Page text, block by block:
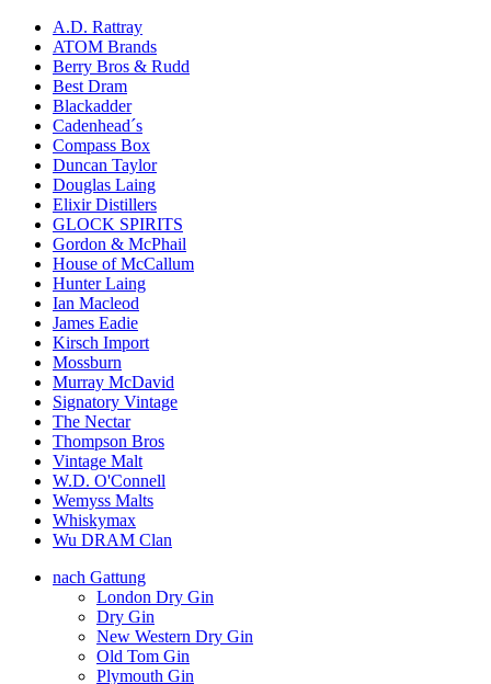
A.D. Rattray
ATOM Brands
Berry Bros & Rudd
Best Dram
Blackadder
Cadenhead´s
Compass Box
Duncan Taylor
Douglas Laing
Elixir Distillers
GLOCK SPIRITS
Gordon & McPhail
House of McCallum
Hunter Laing
Ian Macleod
James Eadie
Kirsch Import
Mossburn
Murray McDavid
Signatory Vintage
The Nectar
Thompson Bros
Vintage Malt
W.D. O'Connell
Wemyss Malts
Whiskymax
Wu DRAM Clan
nach Gattung
London Dry Gin
Dry Gin
New Western Dry Gin
Old Tom Gin
Plymouth Gin